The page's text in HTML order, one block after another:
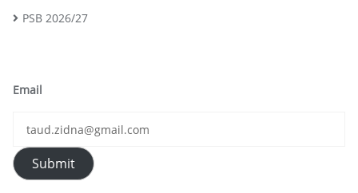
PSB 2026/27
Email
Submit